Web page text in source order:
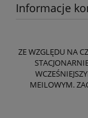
Informacje
ZE WZGLĘDU NA
MEILOWYM.